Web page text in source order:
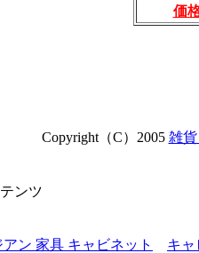
価
Copyright（C）2005 雑
ンツ
アン 家具 キャビネット
キャ